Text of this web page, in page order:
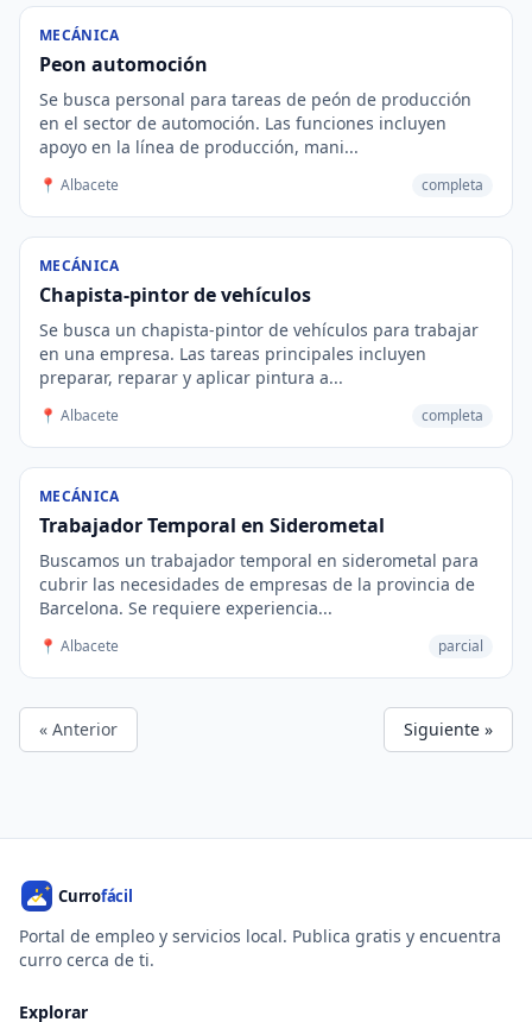
MECÁNICA
Peon automoción
Se busca personal para tareas de peón de producción
en el sector de automoción. Las funciones incluyen
apoyo en la línea de producción, mani...
📍 Albacete completa
MECÁNICA
Chapista-pintor de vehículos
Se busca un chapista-pintor de vehículos para trabajar
en una empresa. Las tareas principales incluyen
preparar, reparar y aplicar pintura a...
📍 Albacete completa
MECÁNICA
Trabajador Temporal en Siderometal
Buscamos un trabajador temporal en siderometal para
cubrir las necesidades de empresas de la provincia de
Barcelona. Se requiere experiencia...
📍 Albacete parcial
« Anterior Siguiente »
Portal de empleo y servicios local. Publica gratis y encuentra
curro cerca de ti.
Explorar